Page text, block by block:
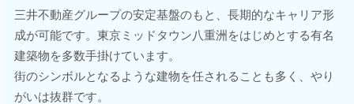
三井不動産グループの安定基盤のもと、長期的なキャリア形
成が可能です。東京ミッドタウン八重洲をはじめとする有名
建築物を多数手掛けています。
街のシンボルとなるような建物を任されることも多く、やり
がいは抜群です。